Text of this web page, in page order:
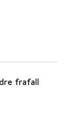
frafall